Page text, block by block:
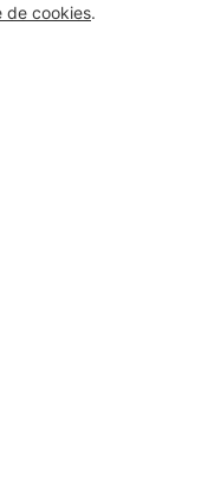
de cookies.